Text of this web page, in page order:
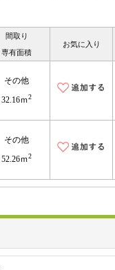
間取り
専有面積
お気に入り
その他
32.16ｍ2
その他
52.26ｍ2